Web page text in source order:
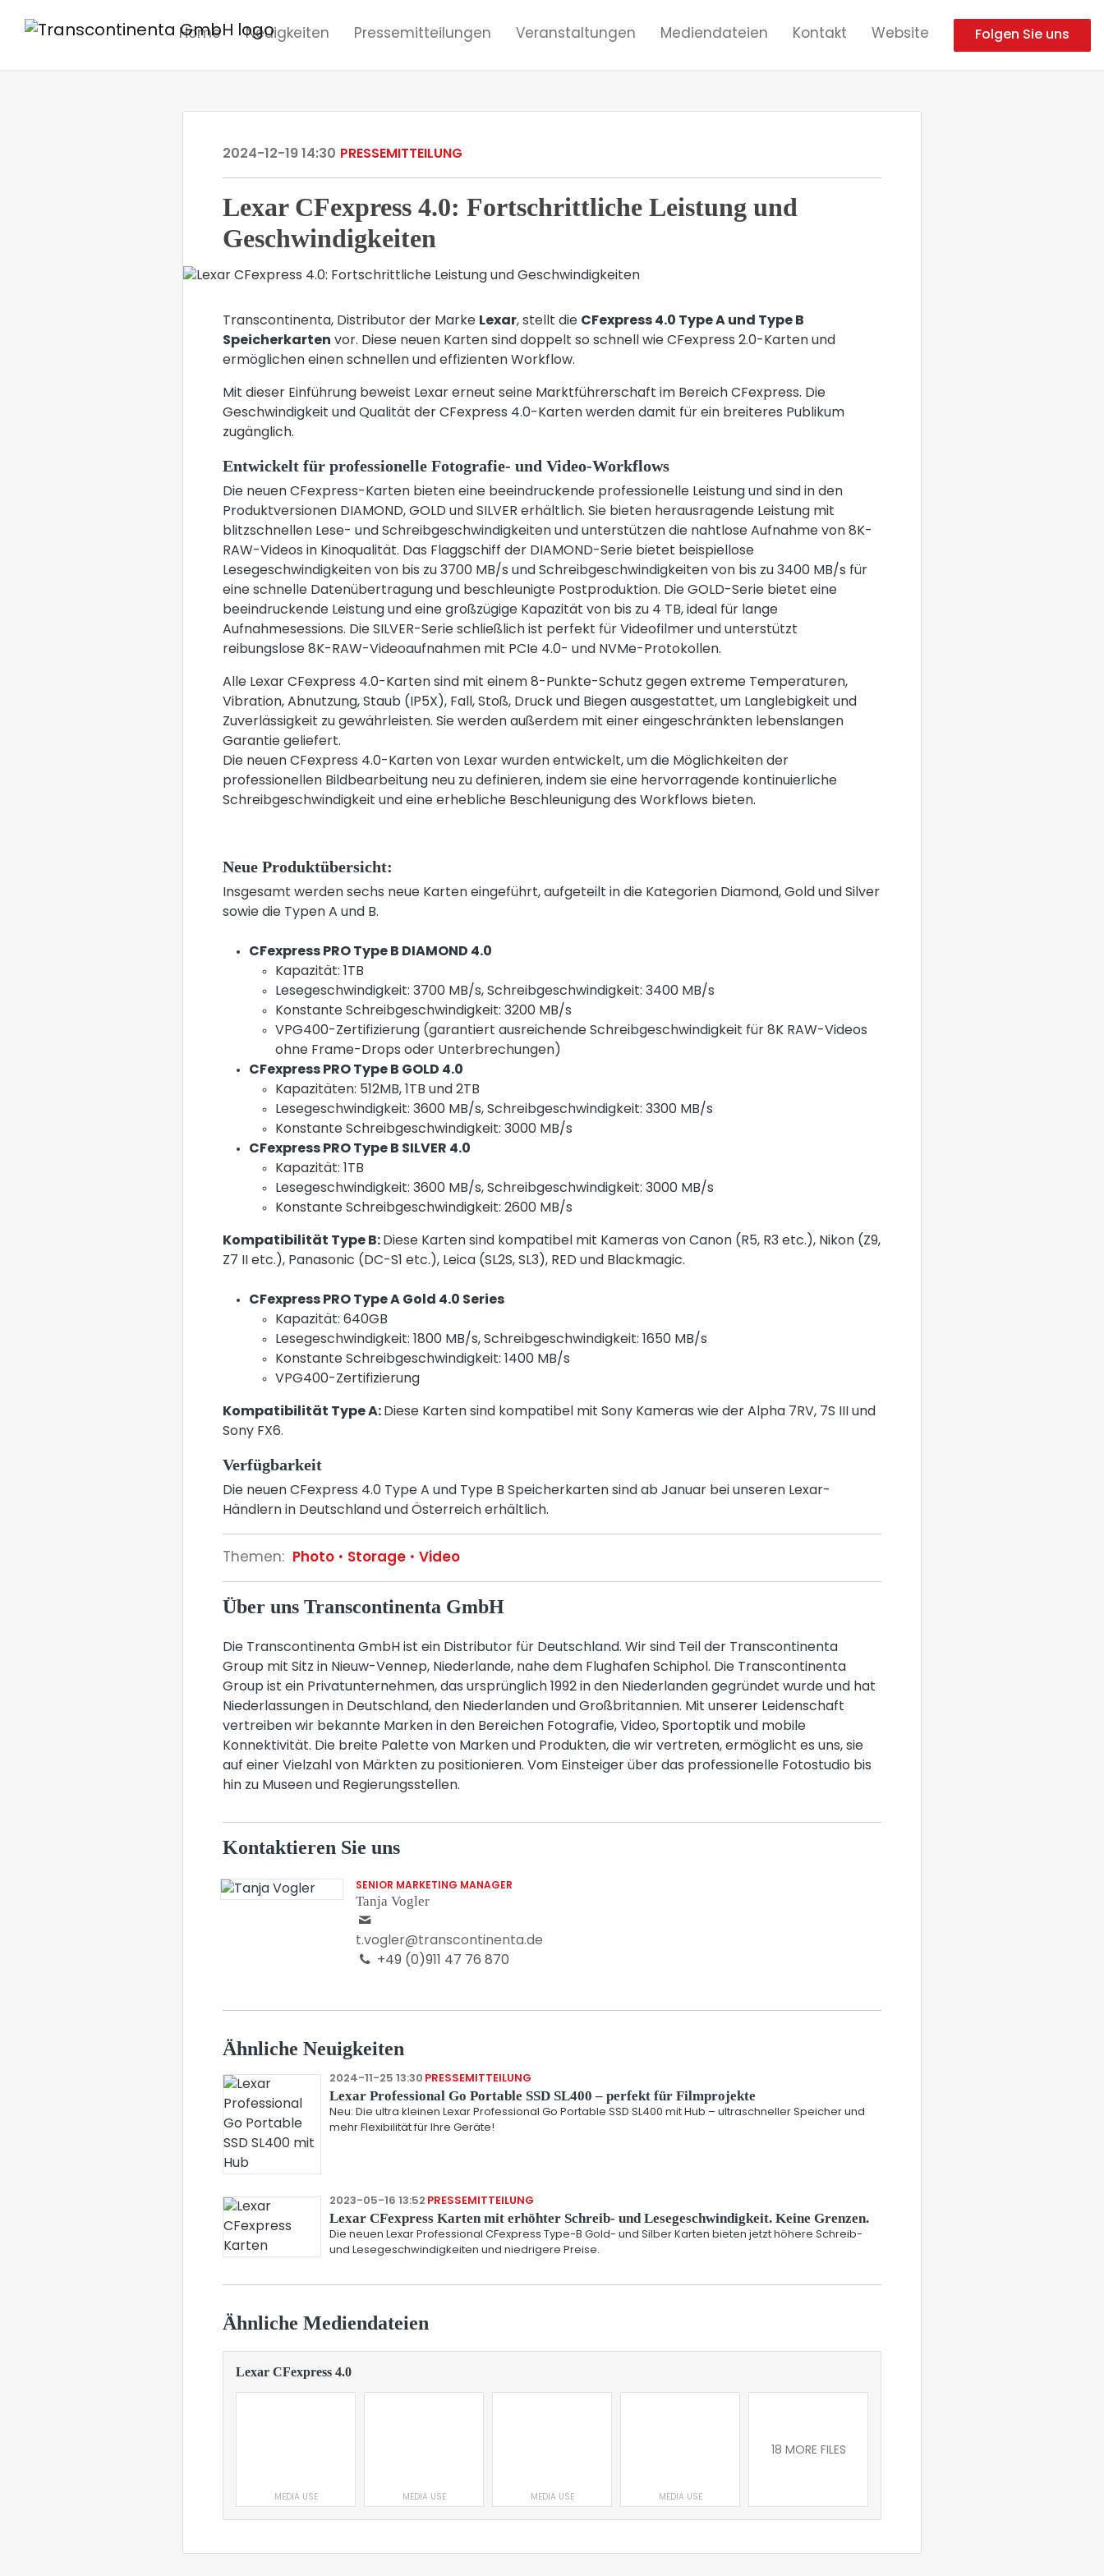
Home Neuigkeiten Pressemitteilungen Veranstaltungen Mediendateien Kontakt Website Folgen Sie uns
2024-12-19 14:30 PRESSEMITTEILUNG
Lexar CFexpress 4.0: Fortschrittliche Leistung und
Geschwindigkeiten
Transcontinenta, Distributor der Marke Lexar, stellt die CFexpress 4.0 Type A und Type B
Speicherkarten vor. Diese neuen Karten sind doppelt so schnell wie CFexpress 2.0-Karten und
ermöglichen einen schnellen und effizienten Workflow.
Mit dieser Einführung beweist Lexar erneut seine Marktführerschaft im Bereich CFexpress. Die
Geschwindigkeit und Qualität der CFexpress 4.0-Karten werden damit für ein breiteres Publikum
zugänglich.
Entwickelt für professionelle Fotografie- und Video-Workflows
Die neuen CFexpress-Karten bieten eine beeindruckende professionelle Leistung und sind in den
Produktversionen DIAMOND, GOLD und SILVER erhältlich. Sie bieten herausragende Leistung mit
blitzschnellen Lese- und Schreibgeschwindigkeiten und unterstützen die nahtlose Aufnahme von 8K-
RAW-Videos in Kinoqualität. Das Flaggschiff der DIAMOND-Serie bietet beispiellose
Lesegeschwindigkeiten von bis zu 3700 MB/s und Schreibgeschwindigkeiten von bis zu 3400 MB/s für
eine schnelle Datenübertragung und beschleunigte Postproduktion. Die GOLD-Serie bietet eine
beeindruckende Leistung und eine großzügige Kapazität von bis zu 4 TB, ideal für lange
Aufnahmesessions. Die SILVER-Serie schließlich ist perfekt für Videofilmer und unterstützt
reibungslose 8K-RAW-Videoaufnahmen mit PCIe 4.0- und NVMe-Protokollen.
Alle Lexar CFexpress 4.0-Karten sind mit einem 8-Punkte-Schutz gegen extreme Temperaturen,
Vibration, Abnutzung, Staub (IP5X), Fall, Stoß, Druck und Biegen ausgestattet, um Langlebigkeit und
Zuverlässigkeit zu gewährleisten. Sie werden außerdem mit einer eingeschränkten lebenslangen
Garantie geliefert.
Die neuen CFexpress 4.0-Karten von Lexar wurden entwickelt, um die Möglichkeiten der
professionellen Bildbearbeitung neu zu definieren, indem sie eine hervorragende kontinuierliche
Schreibgeschwindigkeit und eine erhebliche Beschleunigung des Workflows bieten.
Neue Produktübersicht:
Insgesamt werden sechs neue Karten eingeführt, aufgeteilt in die Kategorien Diamond, Gold und Silver
sowie die Typen A und B.
CFexpress PRO Type B DIAMOND 4.0
Kapazität: 1TB
Lesegeschwindigkeit: 3700 MB/s, Schreibgeschwindigkeit: 3400 MB/s
Konstante Schreibgeschwindigkeit: 3200 MB/s
VPG400-Zertifizierung (garantiert ausreichende Schreibgeschwindigkeit für 8K RAW-Videos
ohne Frame-Drops oder Unterbrechungen)
CFexpress PRO Type B GOLD 4.0
Kapazitäten: 512MB, 1TB und 2TB
Lesegeschwindigkeit: 3600 MB/s, Schreibgeschwindigkeit: 3300 MB/s
Konstante Schreibgeschwindigkeit: 3000 MB/s
CFexpress PRO Type B SILVER 4.0
Kapazität: 1TB
Lesegeschwindigkeit: 3600 MB/s, Schreibgeschwindigkeit: 3000 MB/s
Konstante Schreibgeschwindigkeit: 2600 MB/s
Kompatibilität Type B: Diese Karten sind kompatibel mit Kameras von Canon (R5, R3 etc.), Nikon (Z9,
Z7 II etc.), Panasonic (DC-S1 etc.), Leica (SL2S, SL3), RED und Blackmagic.
CFexpress PRO Type A Gold 4.0 Series
Kapazität: 640GB
Lesegeschwindigkeit: 1800 MB/s, Schreibgeschwindigkeit: 1650 MB/s
Konstante Schreibgeschwindigkeit: 1400 MB/s
VPG400-Zertifizierung
Kompatibilität Type A: Diese Karten sind kompatibel mit Sony Kameras wie der Alpha 7RV, 7S III und
Sony FX6.
Verfügbarkeit
Die neuen CFexpress 4.0 Type A und Type B Speicherkarten sind ab Januar bei unseren Lexar-
Händlern in Deutschland und Österreich erhältlich.
Themen: Photo Storage Video
Über uns Transcontinenta GmbH
Die Transcontinenta GmbH ist ein Distributor für Deutschland. Wir sind Teil der Transcontinenta
Group mit Sitz in Nieuw-Vennep, Niederlande, nahe dem Flughafen Schiphol. Die Transcontinenta
Group ist ein Privatunternehmen, das ursprünglich 1992 in den Niederlanden gegründet wurde und hat
Niederlassungen in Deutschland, den Niederlanden und Großbritannien. Mit unserer Leidenschaft
vertreiben wir bekannte Marken in den Bereichen Fotografie, Video, Sportoptik und mobile
Konnektivität. Die breite Palette von Marken und Produkten, die wir vertreten, ermöglicht es uns, sie
auf einer Vielzahl von Märkten zu positionieren. Vom Einsteiger über das professionelle Fotostudio bis
hin zu Museen und Regierungsstellen.
Kontaktieren Sie uns
SENIOR MARKETING MANAGER
Tanja Vogler
t.vogler@transcontinenta.de
+49 (0)911 47 76 870
Ähnliche Neuigkeiten
2024-11-25 13:30 PRESSEMITTEILUNG
Lexar Professional Go Portable SSD SL400 – perfekt für Filmprojekte
Neu: Die ultra kleinen Lexar Professional Go Portable SSD SL400 mit Hub – ultraschneller Speicher und
mehr Flexibilität für Ihre Geräte!
2023-05-16 13:52 PRESSEMITTEILUNG
Lexar CFexpress Karten mit erhöhter Schreib- und Lesegeschwindigkeit. Keine Grenzen.
Die neuen Lexar Professional CFexpress Type-B Gold- und Silber Karten bieten jetzt höhere Schreib-
und Lesegeschwindigkeiten und niedrigere Preise.
Ähnliche Mediendateien
Lexar CFexpress 4.0
MEDIA USE MEDIA USE MEDIA USE MEDIA USE
18 MORE FILES